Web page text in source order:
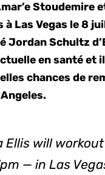
Stoudemire
Las Vegas le 8
Jordan Schultz
en santé et
chances de
Ellis will
— in Las